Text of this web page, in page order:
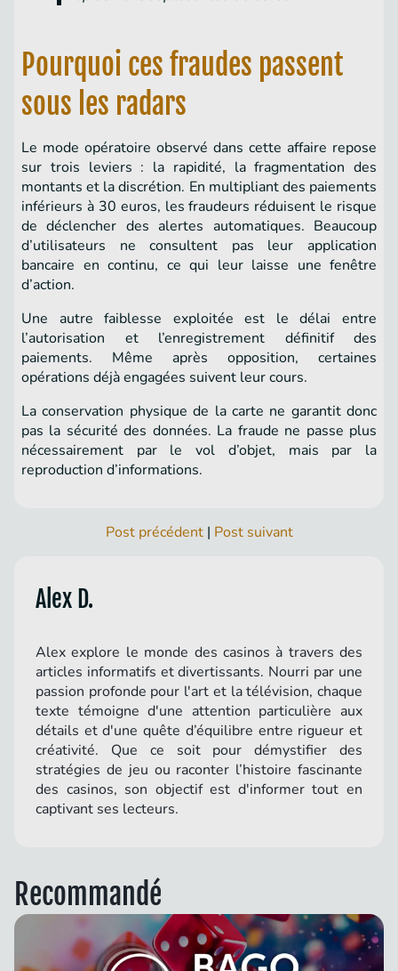
Pourquoi ces fraudes passent
sous les radars
Le mode opératoire observé dans cette affaire repose
sur trois leviers : la rapidité, la fragmentation des
montants et la discrétion. En multipliant des paiements
inférieurs à 30 euros, les fraudeurs réduisent le risque
de déclencher des alertes automatiques. Beaucoup
d’utilisateurs ne consultent pas leur application
bancaire en continu, ce qui leur laisse une fenêtre
d’action.
Une autre faiblesse exploitée est le délai entre
l’autorisation et l’enregistrement définitif des
paiements. Même après opposition, certaines
opérations déjà engagées suivent leur cours.
La conservation physique de la carte ne garantit donc
pas la sécurité des données. La fraude ne passe plus
nécessairement par le vol d’objet, mais par la
reproduction d’informations.
Post précédent| Post suivant
Alex D.
Alex explore le monde des casinos à travers des
articles informatifs et divertissants. Nourri par une
passion profonde pour l'art et la télévision, chaque
texte témoigne d'une attention particulière aux
détails et d'une quête d’équilibre entre rigueur et
créativité. Que ce soit pour démystifier des
stratégies de jeu ou raconter l’histoire fascinante
des casinos, son objectif est d'informer tout en
captivant ses lecteurs.
Recommandé